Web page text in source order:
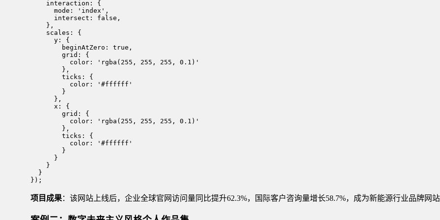
interaction: {
mode: 'index',
intersect: false,
},
scales: {
y: {
beginAtZero: true,
grid: {
color: 'rgba(255, 255, 255, 0.1)'
},
ticks: {
color: '#ffffff'
}
},
x: {
grid: {
color: 'rgba(255, 255, 255, 0.1)'
},
ticks: {
color: '#ffffff'
}
}
}
}
});
项目成果：该网站上线后，企业全球官网访问量同比提升62.3%，国际客户咨询量增长58.7%，成为新能源行业品牌网站